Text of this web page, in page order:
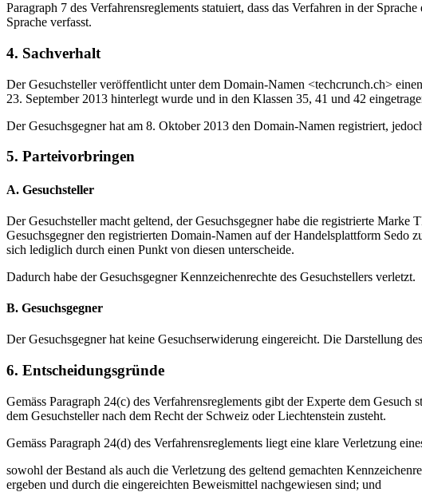
Paragraph 7 des Verfahrensreglements statuiert, dass das Verfahren in der
Sprache verfasst.
4. Sachverhalt
Der Gesuchsteller veröffentlicht unter dem Domain-Namen <techcrunch.ch>
23. September 2013 hinterlegt wurde und in den Klassen 35, 41 und 42
Der Gesuchsgegner hat am 8. Oktober 2013 den Domain-Namen registriert,
5. Parteivorbringen
A. Gesuchsteller
Der Gesuchsteller macht geltend, der Gesuchsgegner habe die registrierte
Gesuchsgegner den registrierten Domain-Namen auf der Handelsplattform
sich lediglich durch einen Punkt von diesen unterscheide.
Dadurch habe der Gesuchsgegner Kennzeichenrechte des Gesuchstellers verletzt.
B. Gesuchsgegner
Der Gesuchsgegner hat keine Gesuchserwiderung eingereicht. Die Darstellung
6. Entscheidungsgründe
Gemäss Paragraph 24(c) des Verfahrensreglements gibt der Experte dem
dem Gesuchsteller nach dem Recht der Schweiz oder Liechtenstein zusteht.
Gemäss Paragraph 24(d) des Verfahrensreglements liegt eine klare Verletzung
sowohl der Bestand als auch die Verletzung des geltend gemachten
ergeben und durch die eingereichten Beweismittel nachgewiesen sind; und